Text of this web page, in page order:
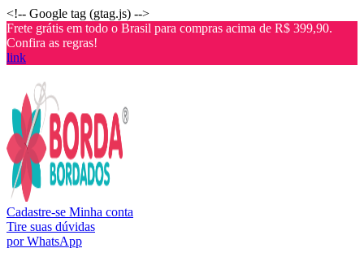
<!-- Google tag (gtag.js) -->
Frete grátis em todo o Brasil para compras acima de R$ 399,90.
Confira as regras!
link
Cadastre-se Minha conta
Tire suas dúvidas
por WhatsApp